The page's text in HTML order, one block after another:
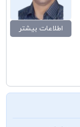
اطلاعات بیشتر